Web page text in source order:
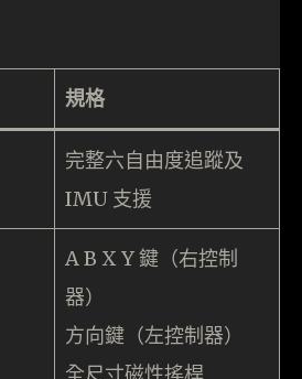
規格
完整六自由度追蹤及
IMU 支援
A B X Y 鍵（右控制
器）
方向鍵（左控制器）